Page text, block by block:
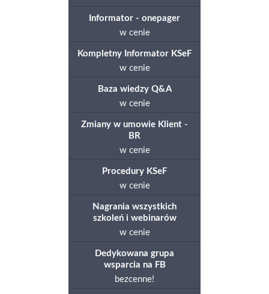
Informator - onepager
w cenie
Kompletny Informator KSeF
w cenie
Baza wiedzy Q&A
w cenie
Zmiany w umowie Klient -
BR
w cenie
Procedury KSeF
w cenie
Nagrania wszystkich
szkoleń i webinarów
w cenie
Dedykowana grupa
wsparcia na FB
bezcenne!